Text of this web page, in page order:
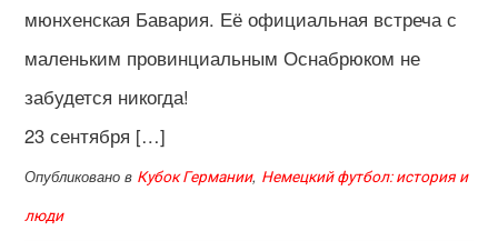
мюнхенская Бавария. Её официальная встреча с
маленьким провинциальным Оснабрюком не
забудется никогда!
23 сентября […]
Опубликовано в Кубок Германии, Немецкий футбол: история и
люди